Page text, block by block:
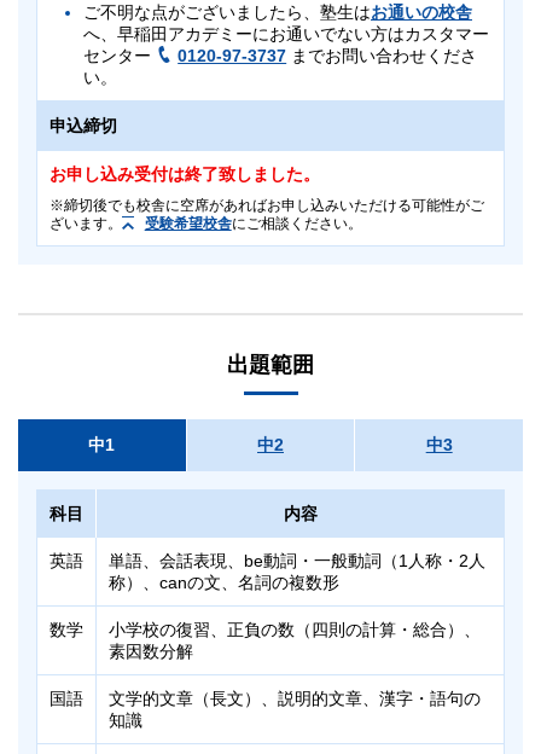
ご不明な点がございましたら、塾生はお通いの校舎
へ、早稲田アカデミーにお通いでない方はカスタマー
センター
0120-97-3737 までお問い合わせくださ
い。
申込締切
お申し込み受付は終了致しました。
締切後でも校舎に空席があればお申し込みいただける可能性がご
ざいます。
受験希望校舎にご相談ください。
首都圏外にお住まいの早稲田アカデミー塾生
7/4（土）
科目
英語（40分・100点）
数学（40分・100点）
国語（40分・100点）
理科（30分・100点）
社会（30分・100点）
事前受験：6/29（月）～7/3（金）
事後受験：7/6（月）～7/18（土）
原則、事前または当日受験でお申し込みください。事後受験は欠
席者用として実施致します。
科目
英語（40分・100点）
数学（40分・100点）
理科（30分・100点）
出題範囲
中1 中2 中3
科目 内容
英語
単語、会話表現、be動詞・一般動詞（1人称・2人
称）、canの文、名詞の複数形
数学
小学校の復習、正負の数（四則の計算・総合）、
素因数分解
国語
文学的文章（長文）、説明的文章、漢字・語句の
知識